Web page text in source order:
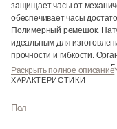
защищает часы от
обеспечивает часы
Полимерный ремешок.
идеальным для
прочности и гибкости.
водонепроницаемыми до 5
Черный. Ширина (с
Раскрыть полное описание
ХАРАКТЕРИСТИКИ
Пол